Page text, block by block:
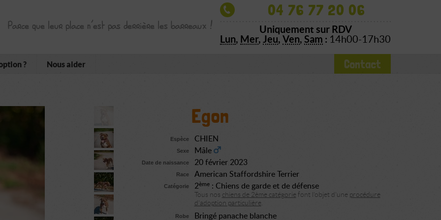
Parce que leur place n’est pas derrière les barreaux !
04 76 77 20 06
Uniquement sur RDV
Lun, Mer, Jeu, Ven, Sam : 14h00-17h30
? Nous aider Contact
Egon
Espèce CHIEN
Sexe Mâle
Date de naissance 20 février 2023
Race American Staffordshire Terrier
Catégorie 2ème: Chiens de garde et de défense
Tous nos chiens de 2ème catégorie font l'objet d'une procédure
d'adoption particulière
Robe Bringé panache blanche